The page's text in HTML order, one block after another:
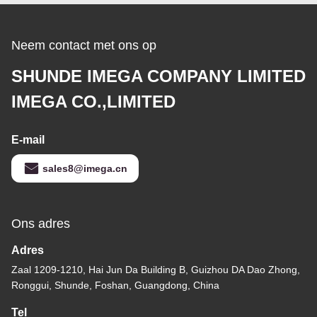
Vierkant Plastiek
Neem contact met ons op
SHUNDE IMEGA COMPANY LIMITED
IMEGA CO.,LIMITED
E-mail
sales8@imega.cn
Ons adres
Adres
Zaal 1209-1210, Hai Jun Da Building B, Guizhou DA Dao Zhong,
Ronggui, Shunde, Foshan, Guangdong, China
Tel